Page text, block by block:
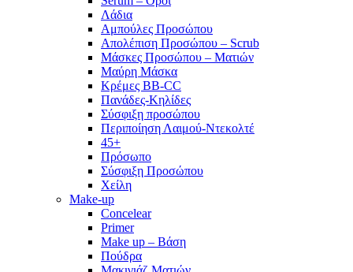
Λάδια
Αμπούλες Προσώπου
Απολέπιση Προσώπου – Scrub
Μάσκες Προσώπου – Ματιών
Μαύρη Μάσκα
Κρέμες BB-CC
Πανάδες-Κηλίδες
Σύσφιξη προσώπου
Περιποίηση Λαιμού-Ντεκολτέ
45+
Πρόσωπο
Σύσφιξη Προσώπου
Χείλη
Make-up
Concelear
Primer
Make up – Βάση
Πούδρα